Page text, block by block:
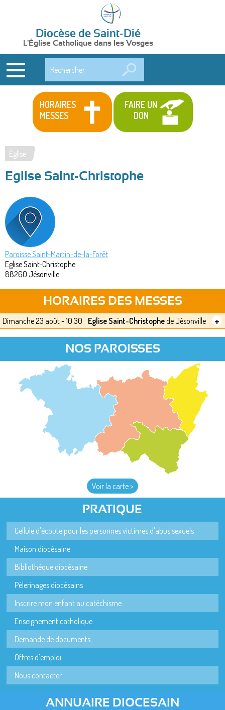
Diocèse de Saint-Dié
L'Église Catholique dans les Vosges
HORAIRES
MESSES
FAIRE UN
DON
Vous
êtes
ici
Église
Eglise Saint-Christophe
Paroisse Saint-Martin-de-la-Forêt
Eglise Saint-Christophe
88260 Jésonville
HORAIRES DES MESSES
Dimanche 23 août - 10:30 Eglise Saint-Christophede Jésonville +
NOS PAROISSES
Voir la carte >
PRATIQUE
Cellule d'écoute pour les personnes victimes d'abus sexuels
Maison diocésaine
Bibliothèque diocésaine
Pèlerinages diocésains
Inscrire mon enfant au catéchisme
Enseignement catholique
Demande de documents
Offres d'emploi
Nous contacter
ANNUAIRE DIOCESAIN